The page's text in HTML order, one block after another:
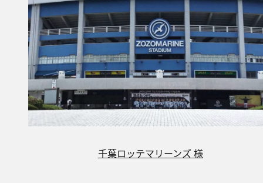
千葉ロッテマリーンズ 様